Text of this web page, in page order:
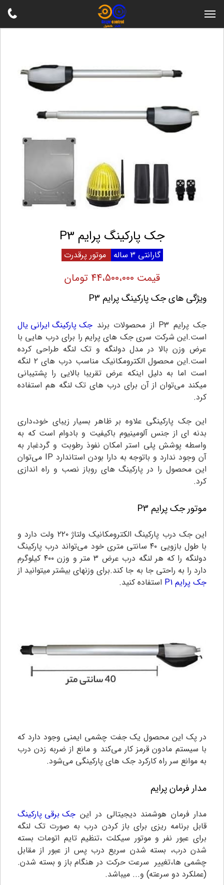
جک پارکینگ پرایم P3
گارانتی 3 ساله موتور پرقدرت
قیمت 44،500،000 تومان
ویژگی های جک پارکینگ پرایم P3
جک پرایم P3 از محصولات برند
جک پارکینگ ایرانی یال
است.این شرکت سری جک های پرایم را برای درب هایی با
عرض وزن بالا در مدل دولنگه و تک لنگه طراحی کرده
است.این محصول الکترومکانیک مناسب درب های ۲ لنگه
است اما به دلیل اینکه عرض تقریبا بالایی را پشتیبانی
میکند می‌توان از آن برای درب های تک لنگه هم استفاده
کرد.
این جک پارکینگی علاوه بر ظاهر بسیار زیبای خود،داری
بدنه ای از جنس آلومینیوم باکیفیت و بادوام است که به
واسطه پوشش پلی استر امکان نفوذ رطوبت و گردغبار به
آن وجود ندارد و باتوجه به دارا بودن استاندارد IP می‌توان
این محصول را در پارکینگ های روباز نصب و راه اندازی
کرد.
موتور جک پرایم P3
این جک درب پارکینگ الکترومکانیک ولتاژ ۲۲۰ ولت دارد و
با طول بازویی ۴۰ سانتی متری خود می‌تواند درب پارکینگ
دولنگه را که هر لنگه درب عرض ۳ متر و وزن ۴۰۰ کیلوگرم
دارد را به راحتی جا به جا کند.برای وزنهای بیشتر میتوانید از
جک پرایم P1
استفاده کنید.
در پک این محصول یک جفت چشمی ایمنی وجود دارد که
با سیستم مادون قرمز کار می‌کند و مانع از ضربه زدن درب
به موانع سر راه کارکرد جک های پارکینگی می‌شود.
مدار فرمان پرایم
مدار فرمان هوشمند دیجیتالی در این جک برقی پارکینگ
قابل برنامه ریزی برای باز کردن درب به صورت تک لنگه
برای عبور نفر و موتور سیکلت ،تنظیم تایم اتومات بسته
شدن درب، بسته شدن سریع درب پس از عبور از مقابل
چشمی ها،تغییر سرعت حرکت در هنگام باز و بسته شدن.
(عملکرد دو سرعته) و... میباشد.